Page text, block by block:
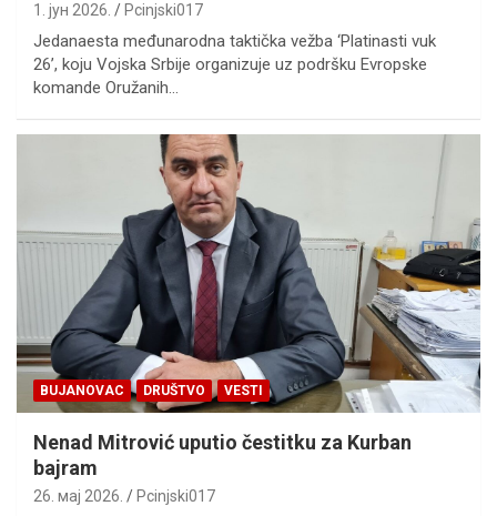
1. јун 2026. Pcinjski017
Jedanaesta međunarodna taktička vežba ‘Platinasti vuk
26’, koju Vojska Srbije organizuje uz podršku Evropske
komande Oružanih…
BUJANOVAC DRUŠTVO VESTI
Nenad Mitrović uputio čestitku za Kurban
bajram
26. мај 2026. Pcinjski017